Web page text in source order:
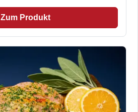
Zum Produkt